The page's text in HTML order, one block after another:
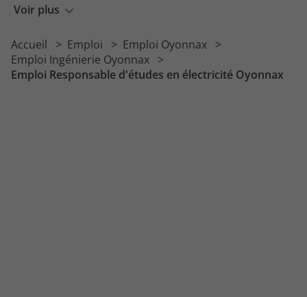
Voir plus
Emploi Technicien électricien
Emploi Technicien courant faible
Accueil Emploi
Emploi Oyonnax
Emploi Ingénierie Oyonnax
Emploi Responsable d'études en électricité Oyonnax